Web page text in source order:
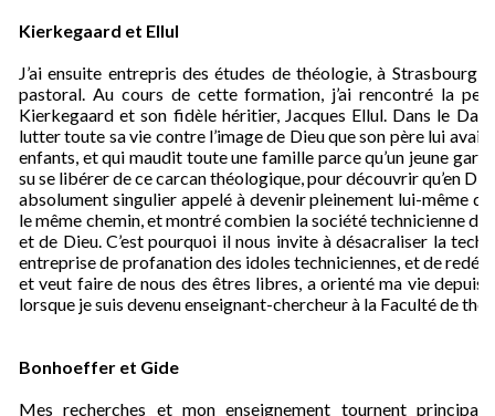
Kierkegaard et Ellul
J’ai ensuite entrepris des études de théologie, à
pastoral. Au cours de cette formation, j’ai rencontré la
Kierkegaard et son fidèle héritier, Jacques Ellul. Dans le
lutter toute sa vie contre l’image de Dieu que son père lui
enfants, et qui maudit toute une famille parce qu’un jeune
su se libérer de ce carcan théologique, pour découvrir qu’en
absolument singulier appelé à devenir pleinement lui-même
le même chemin, et montré combien la société technicienne
et de Dieu. C’est pourquoi il nous invite à désacraliser la
entreprise de profanation des idoles techniciennes, et de
et veut faire de nous des êtres libres, a orienté ma vie depuis
lorsque je suis devenu enseignant-chercheur à la Faculté de
Bonhoeffer et Gide
Mes recherches et mon enseignement tournent